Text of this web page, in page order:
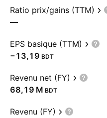
Ratio prix/gains (TTM)
—
EPS basique (TTM)
−13,19 BDT
Revenu net (FY)
‪68,19 M‬ BDT
Revenu (FY)